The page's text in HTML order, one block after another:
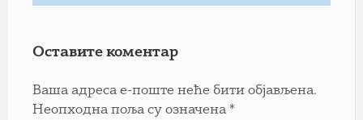
Оставите коментар
Ваша адреса е-поште неће бити објављена.
Неопходна поља су означена *